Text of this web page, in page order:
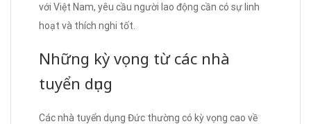
với Việt Nam, yêu cầu người lao động cần có sự linh
hoạt và thích nghi tốt.
Những kỳ vọng từ các nhà
tuyển dụng
Các nhà tuyển dụng Đức thường có kỳ vọng cao về